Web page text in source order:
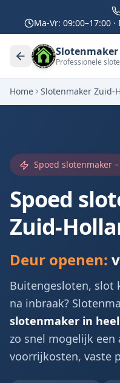
Ma-Vr: 09:00–17:00
Professionele
Home Slotenmaker Zuid-
Spoed slotenmaker
Spoed
Zuid-
Deur openen:
Buitengesloten, slot
na inbraak?
slotenmaker in
zo snel mogelijk een
voorrijkosten, vaste